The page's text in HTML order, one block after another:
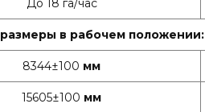
До 18 га/час
в рабочем положении:
8344±100 мм
15605±100 мм